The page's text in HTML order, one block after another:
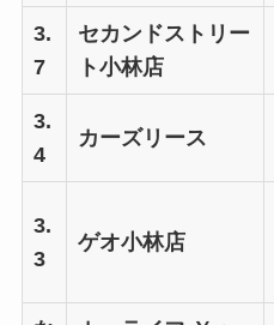
3.
7
セカンドストリー
ト小林店
3.
4
カーズリース
3.
3
ゲオ小林店